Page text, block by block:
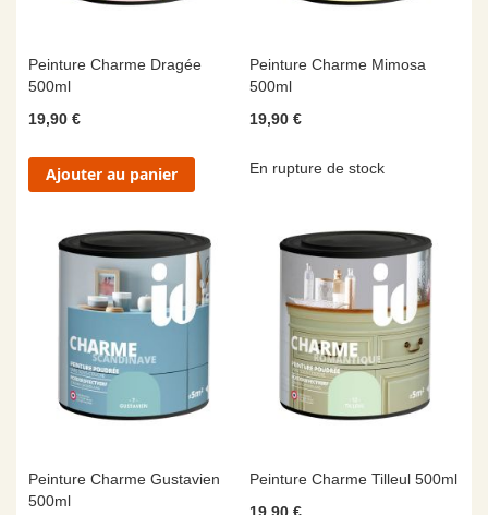
Peinture Charme Dragée
500ml
19,90 €
Ajouter au panier
Peinture Charme Mimosa
500ml
19,90 €
En rupture de stock
Peinture Charme Gustavien
500ml
Peinture Charme Tilleul 500ml